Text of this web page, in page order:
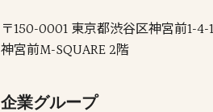
〒150-0001 東京都渋谷区神宮前1-4-
神宮前M-SQUARE 2階
企業グループ